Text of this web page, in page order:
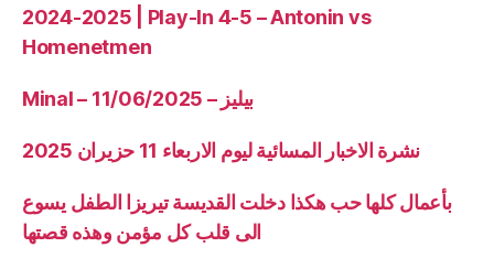
2024-2025 | Play-In 4-5 – Antonin vs
Homenetmen
Minal – 11/06/2025 – بيليز
نشرة الاخبار المسائية ليوم الاربعاء 11 حزيران 2025
بأعمال كلها حب هكذا دخلت القديسة تيريزا الطفل يسوع
الى قلب كل مؤمن وهذه قصتها